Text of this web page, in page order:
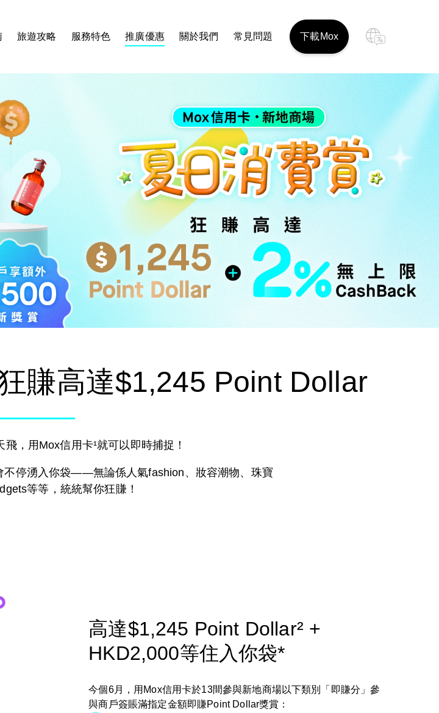
旅遊攻略 服務特色
精明信貸
「即時借」
精明消費
Mox特色一覽
推廣優惠 關於我們 常見問題 下載Mox
戶指南
旅遊攻略
特色
Mox+
Mox信用卡
Mox Invest
精明理財
「即時借」
精明儲蓄
賺高達$1,245 Point Dollar
，用Mox信用卡¹就可以即時捕捉！
不停湧入你袋——無論係人氣fashion、妝容潮物、珠寶
等等，統統幫你狂賺！
高達$1,245 Point Dollar² +
HKD2,000等住入你袋*
今個6月，用Mox信用卡於13間參與新地商場以下類別「即賺分」參
與商戶簽賬滿指定金額即賺Point Dollar獎賞：